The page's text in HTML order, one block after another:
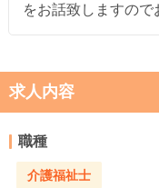
をお話致しますので
求人内容
職種
介護福祉士